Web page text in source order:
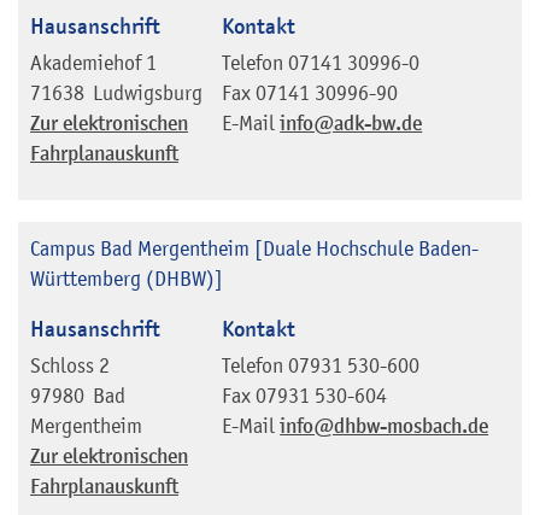
Hausanschrift
Akademiehof 1
71638 Ludwigsburg
Zur elektronischen
Fahrplanauskunft
Kontakt
Telefon 07141 30996-0
Fax 07141 30996-90
E-Mail info@adk-bw.de
Campus Bad Mergentheim [Duale Hochschule Baden-
Württemberg (DHBW)]
Hausanschrift
Schloss 2
97980 Bad
Mergentheim
Zur elektronischen
Fahrplanauskunft
Kontakt
Telefon 07931 530-600
Fax 07931 530-604
E-Mail info@dhbw-mosbach.de